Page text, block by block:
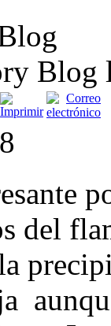
Blog
del